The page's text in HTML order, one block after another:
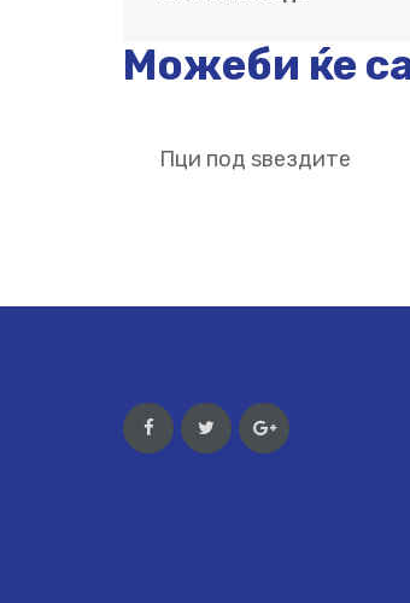
Можеби ќе
Пци под ѕвездите